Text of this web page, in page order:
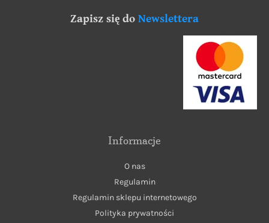
Zapisz się do Newslettera
Informacje
O nas
Regulamin
Regulamin sklepu internetowego
Polityka prywatności